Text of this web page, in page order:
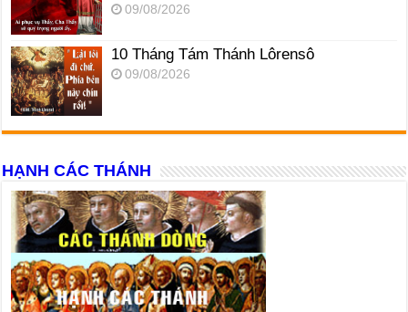
09/08/2026
10 Tháng Tám Thánh Lôrensô
09/08/2026
HẠNH CÁC THÁNH